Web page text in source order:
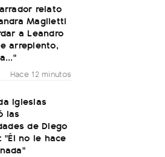
relato
Maglietti
a Leandro
arrepiento,
Hace 12 minutos
Iglesias
las
de Diego
"Él no le hace